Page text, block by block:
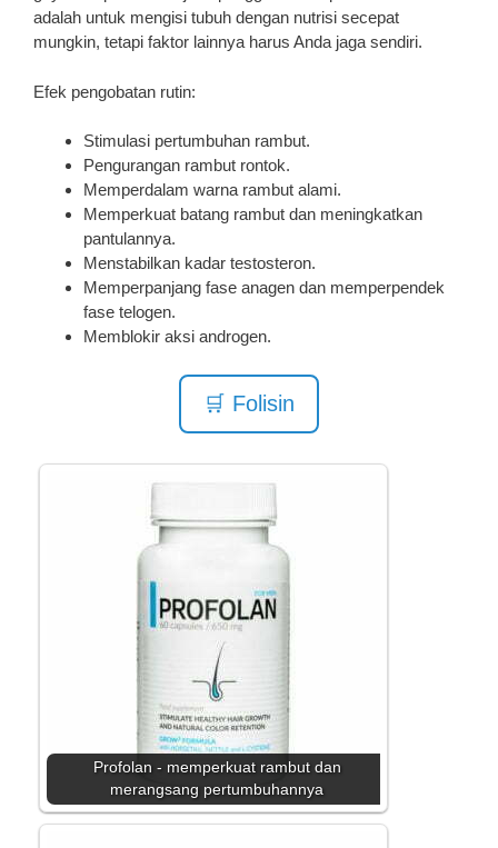
adalah untuk mengisi tubuh dengan nutrisi secepat
mungkin, tetapi faktor lainnya harus Anda jaga sendiri.
Efek pengobatan rutin:
Stimulasi pertumbuhan rambut.
Pengurangan rambut rontok.
Memperdalam warna rambut alami.
Memperkuat batang rambut dan meningkatkan
pantulannya.
Menstabilkan kadar testosteron.
Memperpanjang fase anagen dan memperpendek
fase telogen.
Memblokir aksi androgen.
🛒 Folisin
Profolan - memperkuat rambut dan
merangsang pertumbuhannya